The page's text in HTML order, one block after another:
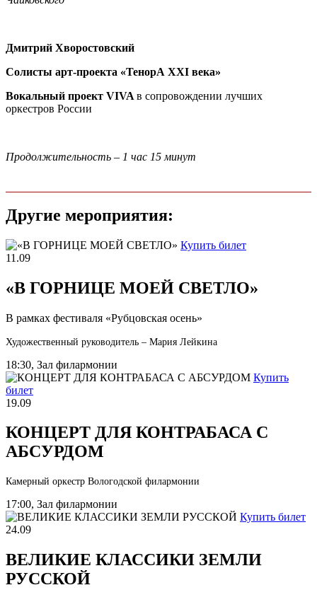
Дмитрий Хворостовский
Солисты арт-проекта «ТенорА XXI века»
Вокальный проект VIVA в сопровождении лучших
оркестров России
Продолжительность – 1 час 15 минут
Другие мероприятия:
Купить билет
11.09
«В ГОРНИЦЕ МОЕЙ СВЕТЛО»
В рамках фестиваля «Рубцовская осень»
Художественный руководитель – Мария Лейкина
18:30, Зал филармонии
Купить
билет
19.09
КОНЦЕРТ ДЛЯ КОНТРАБАСА С
АБСУРДОМ
Камерный оркестр Вологодской филармонии
17:00, Зал филармонии
Купить билет
24.09
ВЕЛИКИЕ КЛАССИКИ ЗЕМЛИ
РУССКОЙ